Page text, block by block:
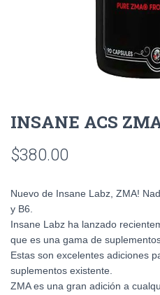
INSANE ACS
$380.00
Nuevo de Insane Labz, ZMA!
y B6.
Insane Labz ha lanzado
que es una gama de
Estas son excelentes adiciones
suplementos existente.
ZMA es una gran adición a